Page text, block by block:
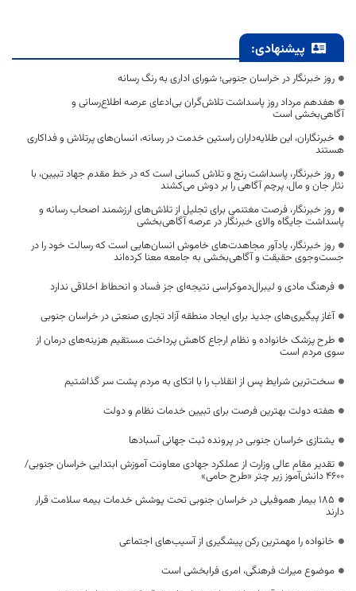
پیشنهادی:
روز خبرنگار در خراسان جنوبی؛ شورای اداری به رنگ رسانه
هفدهم مرداد روز پاسداشت تلاش‌گران بی‌ادعای عرصه اطلاع‌رسانی و
آگاهی‌بخشی است
خبرنگاران، این طلایه‌داران راستین خدمت در رسانه، انسان‌های پرتلاش و فداکاری
هستند
روز خبرنگار، پاسداشت رنج و تلاش کسانی است که در خط مقدم جهاد تبیین، با
نثار جان و مال، پرچم آگاهی را بر دوش می‌کشند
روز خبرنگار، فرصت مغتنمی برای تجلیل از تلاش‌های ارزشمند اصحاب رسانه و
پاسداشت جایگاه والای خبرنگار در عرصه آگاهی‌بخشی
روز خبرنگار، یادآور مجاهدت‌های خاموش انسان‌هایی است که رسالت خود را در
جست‌وجوی حقیقت و آگاهی‌بخشی به جامعه معنا کرده‌اند
فرهنگ مادی و لیبرال‌دموکراسی نتیجه‌ای جز فساد و انحطاط اخلاقی ندارد
آغاز پیگیری‌های جدید برای ایجاد منطقه آزاد تجاری صنعتی در خراسان جنوبی
طرح پزشک خانواده و نظام ارجاع کاهش پرداخت مستقیم هزینه‌های درمان از
سوی مردم است
سخت‌ترین شرایط پس از انقلاب را با اتکای به مردم پشت سر گذاشتیم
هفته دولت بهترین فرصت برای تبیین خدمات نظام و دولت
یشتازی خراسان جنوبی در پرونده ثبت جهانی آسبادها
تقدیر مقام عالی وزارت از عملکرد جهادی معاونت آموزش ابتدایی خراسان جنوبی/
۴۶۰۰ دانش‌آموز زیر چتر «طرح حامی»
۱۸۵ بیمار هموفیلی در خراسان جنوبی تحت پوشش خدمات بیمه سلامت قرار
دارند
خانواده را مهمترین رکن پیشگیری از آسیب‌های اجتماعی
موضوع میراث فرهنگی، امری فرابخشی است